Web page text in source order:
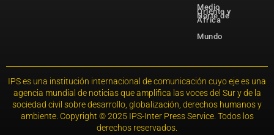
Medio
Oriente y
Norte de
África
Mundo
IPS es una institución internacional de comunicación cuyo eje es una
agencia mundial de noticias que amplifica las voces del Sur y de la
sociedad civil sobre desarrollo, globalización, derechos humanos y
ambiente. Copyright © 2025 IPS-Inter Press Service. Todos los
derechos reservados.